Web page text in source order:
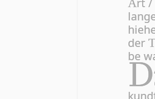
A
der
be
D